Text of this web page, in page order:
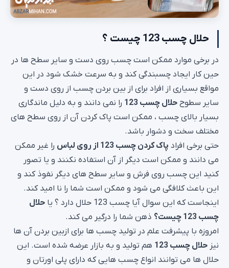
حلال چسب 123 چیست ؟
در برخی موارد ممکن است چسب روی دست و سایر سطح ها در
حین کار ایجاد چسبندگی کند و به سرعت خشک شود در این
مواقع بسیاری از افراد برای از بین بردن چسب از روی دست و
سایر سطوح حلال چسب 123
را نمی دانند و به دلیل ماندگاری
بسیار بالای چسب ، ممکن است پاک کردن آن از روی سطح های
مختلف سخت و دشوار باشد.
حتی برخی افراد پاک کردن چسب 123 از روی لباس
را غیر ممکن
می دانند و ممکن است دیگر از آن استفاده نکنند و یا تصور
کنید این چسب روی فرش و سایر سطح های دیگر نفوذ کند و
این باعث کلافگی می شود و ممکن است شما را نا امید کند.
اینجاست که این سوال آیا چسب 123 حلال دارد ؟ یا
حلال
چسب 123 چیست؟
ذهن شما را درگیر می کند.
امروزه با پیشرفت علم در تولید چسب ها برای ازبین بردن آن ها
نیز حلال چسب 123
هم تولید و به بازار عرضه شده است. این
حلال ها می توانند انواع چسب هایی که دارای پلی اورتان و